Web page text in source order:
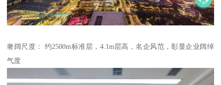
奢阔尺度： 约2500m标准层，4.1m层高，名企风范，彰显企业阔绰
气度